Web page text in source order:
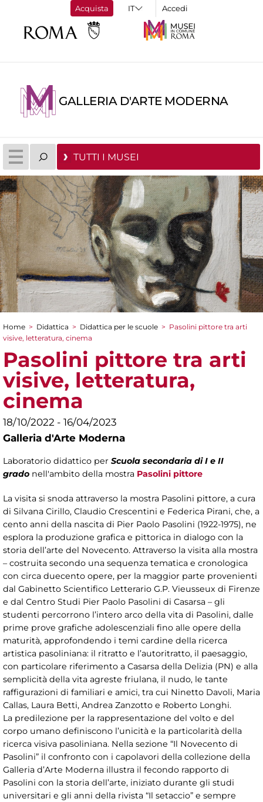
Acquista Accedi
GALLERIA D'ARTE MODERNA
TUTTI I MUSEI
Tu sei qui
Home > Didattica > Didattica per le scuole > Pasolini pittore tra arti
visive, letteratura, cinema
Pasolini pittore tra arti
visive, letteratura,
cinema
18/10/2022 - 16/04/2023
Galleria d'Arte Moderna
Laboratorio didattico per Scuola secondaria di I e II
grado nell'ambito della mostra Pasolini pittore
La visita si snoda attraverso la mostra Pasolini pittore, a cura
di Silvana Cirillo, Claudio Crescentini e Federica Pirani, che, a
cento anni della nascita di Pier Paolo Pasolini (1922-1975), ne
esplora la produzione grafica e pittorica in dialogo con la
storia dell’arte del Novecento. Attraverso la visita alla mostra
– costruita secondo una sequenza tematica e cronologica
con circa duecento opere, per la maggior parte provenienti
dal Gabinetto Scientifico Letterario G.P. Vieusseux di Firenze
e dal Centro Studi Pier Paolo Pasolini di Casarsa – gli
studenti percorrono l’intero arco della vita di Pasolini, dalle
prime prove grafiche adolescenziali fino alle opere della
maturità, approfondendo i temi cardine della ricerca
artistica pasoliniana: il ritratto e l’autoritratto, il paesaggio,
con particolare riferimento a Casarsa della Delizia (PN) e alla
semplicità della vita agreste friulana, il nudo, le tante
raffigurazioni di familiari e amici, tra cui Ninetto Davoli, Maria
Callas, Laura Betti, Andrea Zanzotto e Roberto Longhi.
La predilezione per la rappresentazione del volto e del
corpo umano definiscono l’unicità e la particolarità della
ricerca visiva pasoliniana. Nella sezione “Il Novecento di
Pasolini” il confronto con i capolavori della collezione della
Galleria d’Arte Moderna illustra il fecondo rapporto di
Pasolini con la storia dell’arte, iniziato durante gli studi
universitari e gli anni della rivista “Il setaccio” e sempre